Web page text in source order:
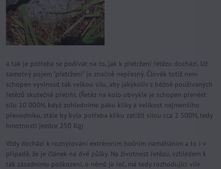
a tak je potřeba se podívat na to, jak k přetržení řetězu dochází. Už
samotný pojem "přetržení" je značně nepřesný. Člověk totiž není
schopen vyvinout tak velkou sílu, aby jakýkoliv z běžně používaných
řetězů skutečně přetrhl. (Řetěz na kolo obvykle je schopen přenést
sílu 10 000N, když zohledníme páku kliky a velikost nejmenšího
převodníku, stále by bylo potřeba kliku zatížit silou cca 2 500N, tedy
hmotností jezdce 250 Kg)
Vždy dochází k roznýtování extrémním bočním namáháním a to i v
případě, že je článek na dvě půlky. Na životnost řetězu, vzhledem k
tak zásadnímu poškození, o němž je řeč, má tedy rozhodující vliv